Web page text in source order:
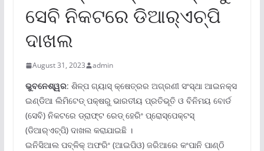
ସେବି ନିକଟରେ ଡିଆର୍‌ଏଚ୍‌ପି
ଦାଖଲ
August 31, 2023 admin
ଭୁବନେଶ୍ୱର: ଶିଳ୍ପ ଗ୍ୟାସ୍ କ୍ଷେତ୍ରର ଅଗ୍ରଣୀ ସଂସ୍ଥା ଆଇନକ୍ସ
ଇଣ୍ଡିଆ ଲିମିଟେଡ୍ ପକ୍ଷରୁ ଭାରତୀୟ ପ୍ରତିଭୂତି ଓ ବିନିମୟ ବୋର୍ଡ
(ସେବି) ନିକଟରେ ଡ୍ରାଫ୍ଟ ରେଡ୍ ହେରିଂ ପ୍ରୋସ୍‌ପେକ୍ଟସ୍
(ଡିଆର୍‌ଏଚ୍‌ପି) ଦାଖଲ କରାଯାଇଛି ।
ଇନିସିଆଲ ପବ୍ଳିକ୍ ଅଫରିଂ (ଆଇପିଓ) ଜରିଆରେ କଂପାନି ପାଣ୍ଠି